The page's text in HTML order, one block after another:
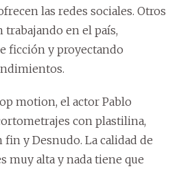
las redes sociales. Otros
trabajando en el país,
ficción y proyectando
motion, el actor Pablo
con plastilina,
fin y Desnudo. La calidad de
muy alta y nada tiene que